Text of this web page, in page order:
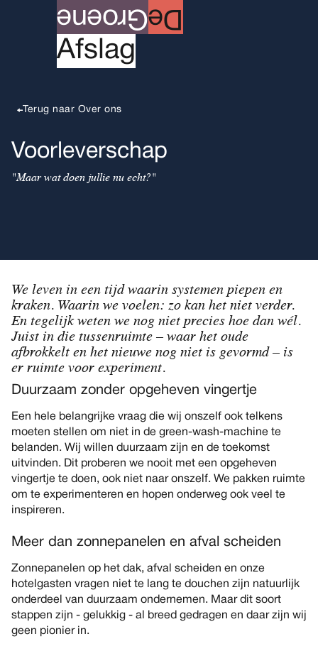
G
roene D
e
Afslag
Terug naar Over ons
Voorleverschap
"Maar wat doen jullie nu echt?"
We leven in een tijd waarin systemen piepen en
kraken. Waarin we voelen: zo kan het niet verder.
En tegelijk weten we nog niet precies hoe dan wél.
Juist in die tussenruimte – waar het oude
afbrokkelt en het nieuwe nog niet is gevormd – is
er ruimte voor experiment.
Duurzaam zonder opgeheven vingertje
Een hele belangrijke vraag die wij onszelf ook telkens
moeten stellen om niet in de green-wash-machine te
belanden. Wij willen duurzaam zijn en de toekomst
uitvinden. Dit proberen we nooit met een opgeheven
vingertje te doen, ook niet naar onszelf. We pakken ruimte
om te experimenteren en hopen onderweg ook veel te
inspireren.
Meer dan zonnepanelen en afval scheiden
Zonnepanelen op het dak, afval scheiden en onze
hotelgasten vragen niet te lang te douchen zijn natuurlijk
onderdeel van duurzaam ondernemen. Maar dit soort
stappen zijn - gelukkig - al breed gedragen en daar zijn wij
geen pionier in.